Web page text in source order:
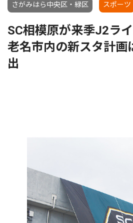
さがみはら中央区・緑区 スポーツ
SC相模原が来季J2ラ
老名市内の新スタ計画
出